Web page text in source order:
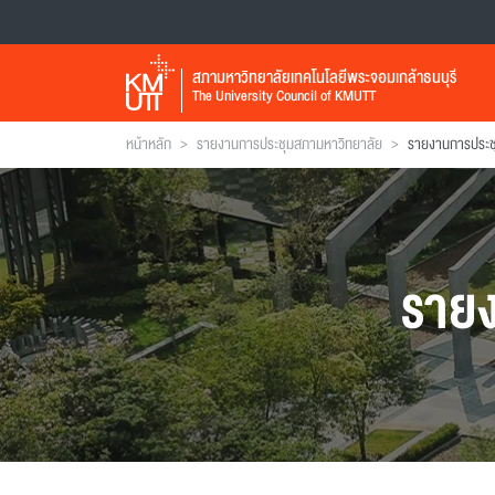
สภามหาวิทยาลัยเทคโนโลยีพระจอมเกล้าธนบุรี
The University Council of KMUTT
หน้าหลัก > รายงานการประชุมสภามหาวิทยาลัย >
รา